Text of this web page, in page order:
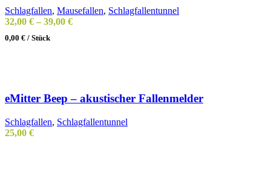
Schlagfallen, Mausefallen, Schlagfallentunnel
32,00 € – 39,00 €
0,00 € / Stück
eMitter Beep – akustischer Fallenmelder
Schlagfallen, Schlagfallentunnel
25,00 €